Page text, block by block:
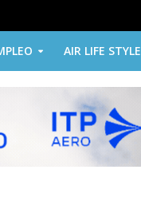
AIR LIFE STYLE